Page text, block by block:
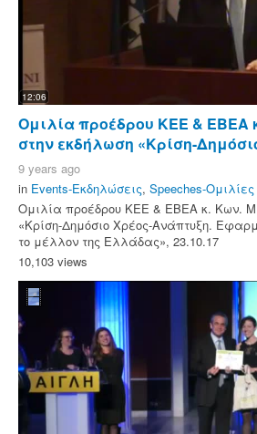
12:06
Ομιλία προέδρου ΚΕΕ & ΕΒΕΑ
στην εκδήλωση «Κρίση-
9 years ago
in Events-Εκδηλώσεις, Speeches-Ομιλίες
Ομιλία προέδρου ΚΕΕ & ΕΒΕΑ κ. Κων.
«Κρίση-Δημόσιο Χρέος-Ανάπτυξη.
το μέλλον της Ελλάδας», 23.10.17
10,103 views